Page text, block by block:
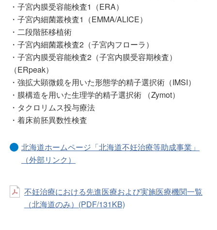
・子宮内膜受容能検査1（ERA）
・子宮内細菌叢検査1（EMMA/ALICE）
・二段階胚移植術
・子宮内細菌叢検査2（子宮内フローラ）
・子宮内膜受容能検査2（子宮内膜受容期検査）
（ERpeak）
・強拡大顕微鏡を用いた形態学的精子選択術（IMSI）
・膜構造を用いた生理学的精子選択術 （Zymot）
・タクロリムス投与療法
・着床前胚異数性検査
北海道ホームページ「北海道不妊治療等助成事業」
（外部リンク）
不妊治療における先進医療および実施医療機関一覧
（北海道のみ）(PDF/131KB)